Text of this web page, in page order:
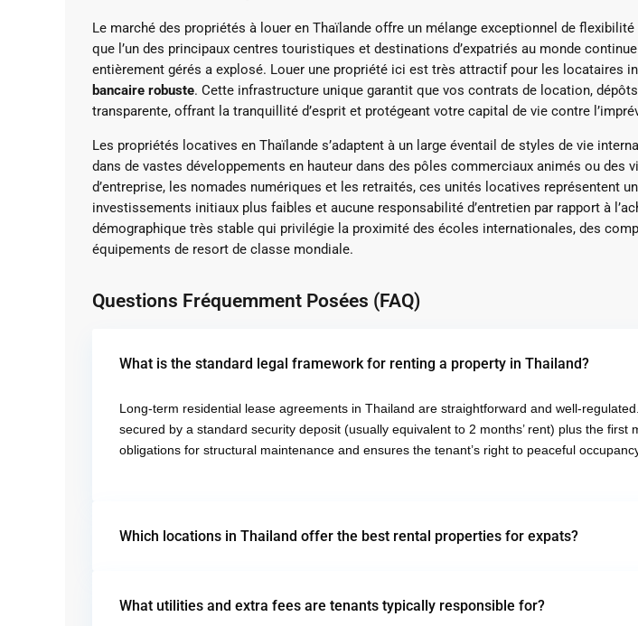
Le marché des propriétés à louer en Thaïlande offre un mélange exceptionnel de
que l’un des principaux centres touristiques et destinations d’expatriés au monde
entièrement gérés a explosé. Louer une propriété ici est très attractif pour les locataires
bancaire robuste. Cette infrastructure unique garantit que vos contrats de location,
transparente, offrant la tranquillité d’esprit et protégeant votre capital de vie contre
Les propriétés locatives en Thaïlande s’adaptent à un large éventail de styles de vie
dans de vastes développements en hauteur dans des pôles commerciaux animés ou
d’entreprise, les nomades numériques et les retraités, ces unités locatives représentent
investissements initiaux plus faibles et aucune responsabilité d’entretien par rapport à
démographique très stable qui privilégie la proximité des écoles internationales, des
équipements de resort de classe mondiale.
Questions Fréquemment Posées (FAQ)
What is the standard legal framework for renting a property in Thailand?
Long-term residential lease agreements in Thailand are straightforward and well-
secured by a standard security deposit (usually equivalent to 2 months’ rent) plus the first
obligations for structural maintenance and ensures the tenant’s right to peaceful
Which locations in Thailand offer the best rental properties for expats?
What utilities and extra fees are tenants typically responsible for?